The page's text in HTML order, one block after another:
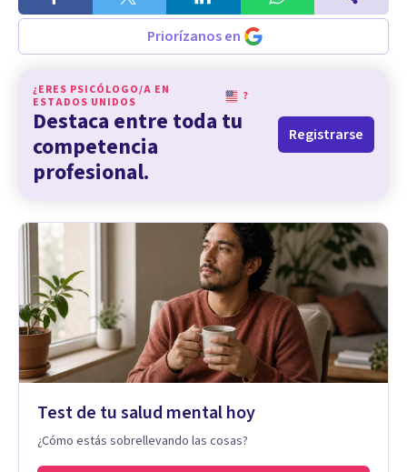
Priorízanos en
¿ERES PSICÓLOGO/A EN
ESTADOS UNIDOS
?
Destaca entre toda tu
competencia
profesional.
Registrarse
Test de tu salud mental hoy
¿Cómo estás sobrellevando las cosas?